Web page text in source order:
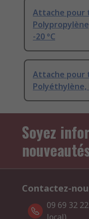
Attache pour
-20 °C
Attache pour
Polyéthylène,
Soyez
Contactez-
09 69 32